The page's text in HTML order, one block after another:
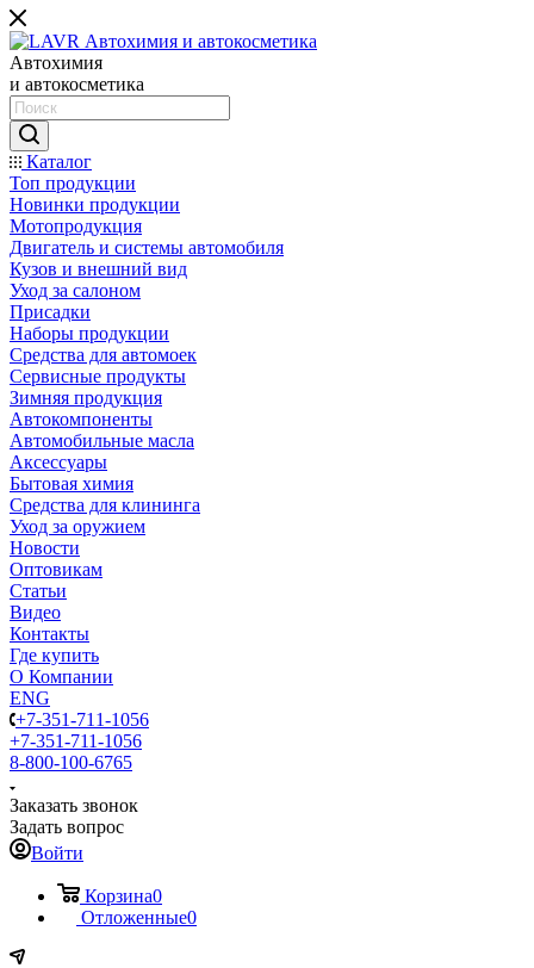
Автохимия
и автокосметика
Каталог
Топ продукции
Новинки продукции
Мотопродукция
Двигатель и системы автомобиля
Кузов и внешний вид
Уход за салоном
Присадки
Наборы продукции
Средства для автомоек
Сервисные продукты
Зимняя продукция
Автокомпоненты
Автомобильные масла
Аксессуары
Бытовая химия
Средства для клининга
Уход за оружием
Новости
Оптовикам
Статьи
Видео
Контакты
Где купить
О Компании
ENG
+7-351-711-1056
+7-351-711-1056
8-800-100-6765
Заказать звонок
Задать вопрос
Войти
Корзина0
Отложенные0